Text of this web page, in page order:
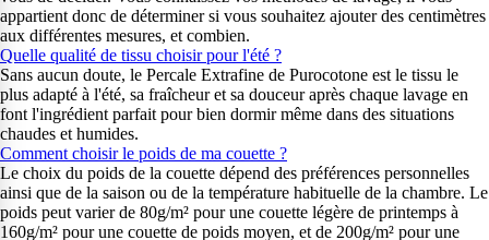
appartient donc de déterminer si vous souhaitez ajouter des centimètres
aux différentes mesures, et combien.
Quelle qualité de tissu choisir pour l'été ?
Sans aucun doute, le Percale Extrafine de Purocotone est le tissu le
plus adapté à l'été, sa fraîcheur et sa douceur après chaque lavage en
font l'ingrédient parfait pour bien dormir même dans des situations
chaudes et humides.
Comment choisir le poids de ma couette ?
Le choix du poids de la couette dépend des préférences personnelles
ainsi que de la saison ou de la température habituelle de la chambre. Le
poids peut varier de 80g/m² pour une couette légère de printemps à
160g/m² pour une couette de poids moyen, et de 200g/m² pour une